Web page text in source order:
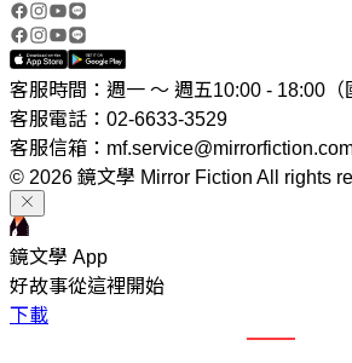
客服時間：週一 ～ 週五10:00 - 18:00（
客服電話：02-6633-3529
客服信箱：
© 2026 鏡文學 Mirror Fiction All rights
鏡文學 App
好故事從這裡開始
下載